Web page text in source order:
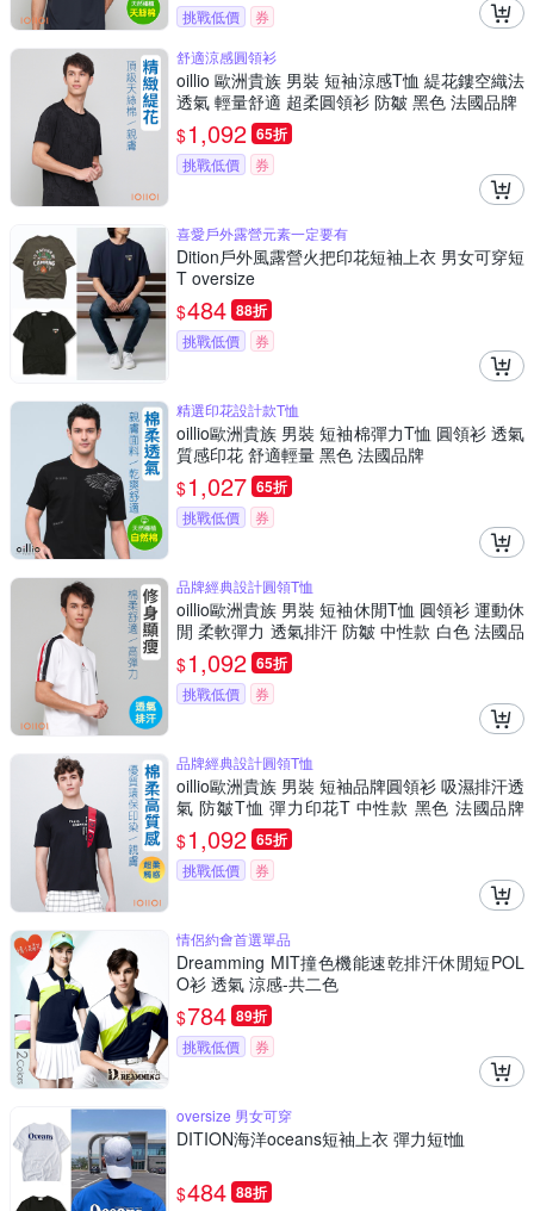
挑戰低價
券
舒適涼感圓領衫
oillio 歐洲貴族 男裝 短袖涼感T恤 緹花鏤空織法
透氣 輕量舒適 超柔圓領衫 防皺 黑色 法國品牌
$1,092 65折
挑戰低價 券
喜愛戶外露營元素一定要有
Dition戶外風露營火把印花短袖上衣 男女可穿短
T oversize
$484 88折
挑戰低價 券
精選印花設計款T恤
oillio歐洲貴族 男裝 短袖棉彈力T恤 圓領衫 透氣
質感印花 舒適輕量 黑色 法國品牌
$1,027 65折
挑戰低價 券
品牌經典設計圓領T恤
oillio歐洲貴族 男裝 短袖休閒T恤 圓領衫 運動休
閒 柔軟彈力 透氣排汗 防皺 中性款 白色 法國品
牌
$1,092 65折
挑戰低價 券
品牌經典設計圓領T恤
oillio歐洲貴族 男裝 短袖品牌圓領衫 吸濕排汗透
氣 防皺T恤 彈力印花T 中性款 黑色 法國品牌
有大尺碼
$1,092 65折
挑戰低價 券
情侶約會首選單品
Dreamming MIT撞色機能速乾排汗休閒短POL
O衫 透氣 涼感-共二色
$784 89折
挑戰低價 券
oversize 男女可穿
DITION海洋oceans短袖上衣 彈力短t恤
$484 88折